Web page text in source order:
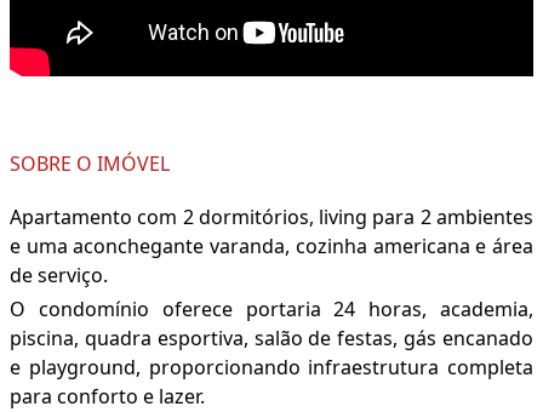
SOBRE O IMÓVEL
Apartamento com 2 dormitórios, living para 2 ambientes
e uma aconchegante varanda, cozinha americana e área
de serviço.
O condomínio oferece portaria 24 horas, academia,
piscina, quadra esportiva, salão de festas, gás encanado
e playground, proporcionando infraestrutura completa
para conforto e lazer.